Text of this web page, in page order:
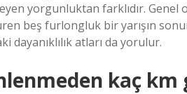
yorgunluktan farklıdır.
beş furlongluk bir yarışın
dayanıklılık atları da yorulur.
kaç km